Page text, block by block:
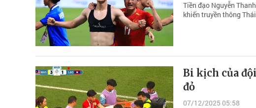
Tiền đạo Nguyễn
khiến truyền thông
Bi kịch của
đỏ
07/12/2025 05:58